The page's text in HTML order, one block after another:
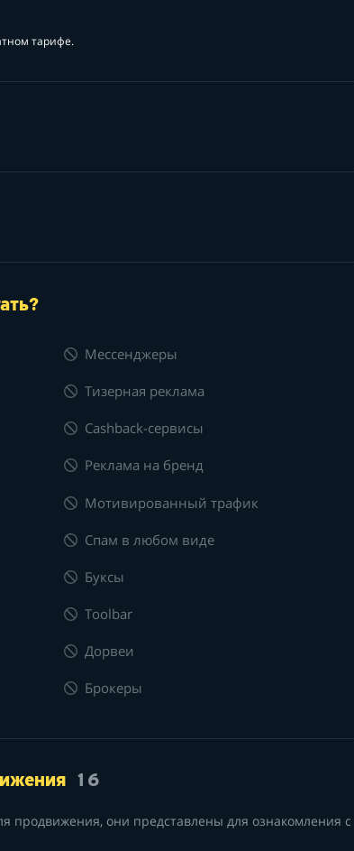
тарифе.
Мессенджеры
Тизерная реклама
Cashback-сервисы
Реклама на бренд
Мотивированный трафик
Спам в любом виде
Буксы
Toolbar
Дорвеи
Брокеры
16
продвижения, они представлены для ознакомления с